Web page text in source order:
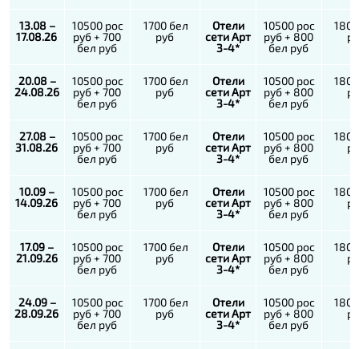
13.08 –
17.08.26
10500 рос
руб + 700
бел руб
1700 бел
руб
Отели
сети Арт
3-4*
10500 рос
руб + 800
бел руб
20.08 –
24.08.26
10500 рос
руб + 700
бел руб
1700 бел
руб
Отели
сети Арт
3-4*
10500 рос
руб + 800
бел руб
27.08 –
31.08.26
10500 рос
руб + 700
бел руб
1700 бел
руб
Отели
сети Арт
3-4*
10500 рос
руб + 800
бел руб
10.09 –
14.09.26
10500 рос
руб + 700
бел руб
1700 бел
руб
Отели
сети Арт
3-4*
10500 рос
руб + 800
бел руб
17.09 –
21.09.26
10500 рос
руб + 700
бел руб
1700 бел
руб
Отели
сети Арт
3-4*
10500 рос
руб + 800
бел руб
24.09 –
28.09.26
10500 рос
руб + 700
бел руб
1700 бел
руб
Отели
сети Арт
3-4*
10500 рос
руб + 800
бел руб